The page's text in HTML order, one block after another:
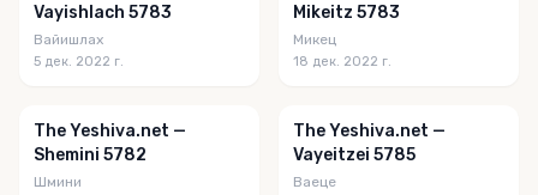
Vayishlach 5783
Вайишлах
5 дек. 2022 г.
Mikeitz 5783
Микец
18 дек. 2022 г.
The Yeshiva.net —
Shemini 5782
Шмини
The Yeshiva.net —
Vayeitzei 5785
Ваеце